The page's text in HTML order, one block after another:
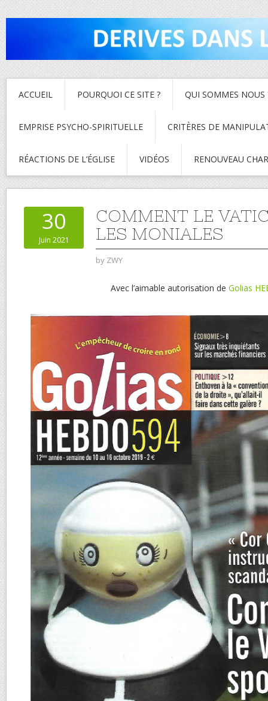
ACCUEIL POURQUOI CE SITE ? QUI SOMMES NOUS
EMPRISE PSYCHO-SPIRITUELLE CRITÈRES DE
RÉACTIONS DE L’ÉGLISE VIDÉOS RENOUVEAU
30
Juin 2021
COMMENT LE
LES MONIALES
by ZWY
Avec l’aimable autorisation de Golias